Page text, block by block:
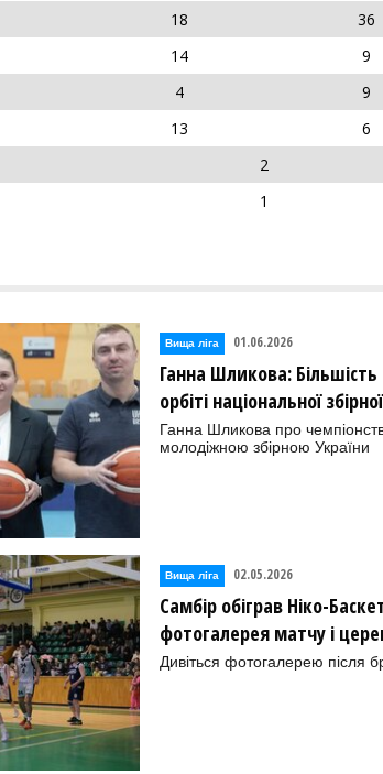
18
36
14
9
4
9
13
6
2
1
Вища лiга 01.06.2026
Ганна Шликова:
орбіті національної збірної
Ганна Шликова про
молодіжною збірною України
Вища лiга 02.05.2026
Самбір обіграв Ніко-
фотогалерея матчу і
Дивіться фотогалерею після